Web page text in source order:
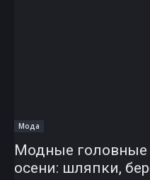
Мода
Модные головные
осени: шляпки,